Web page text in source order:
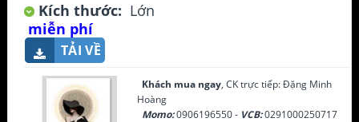
Kích thước: Lớn
miễn phí
TẢI VỀ
Khách mua ngay, CK trực tiếp: Đặng Minh
Hoàng
Momo:0906196550 - VCB:0291000250717